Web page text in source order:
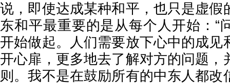
说，即使达成某种和平，也只是虚假
东和平最重要的是从每个人开始：“
开始做起。人们需要放下心中的成见
开心扉，更多地去了解对方的问题，
则。我不是在鼓励所有的中东人都改